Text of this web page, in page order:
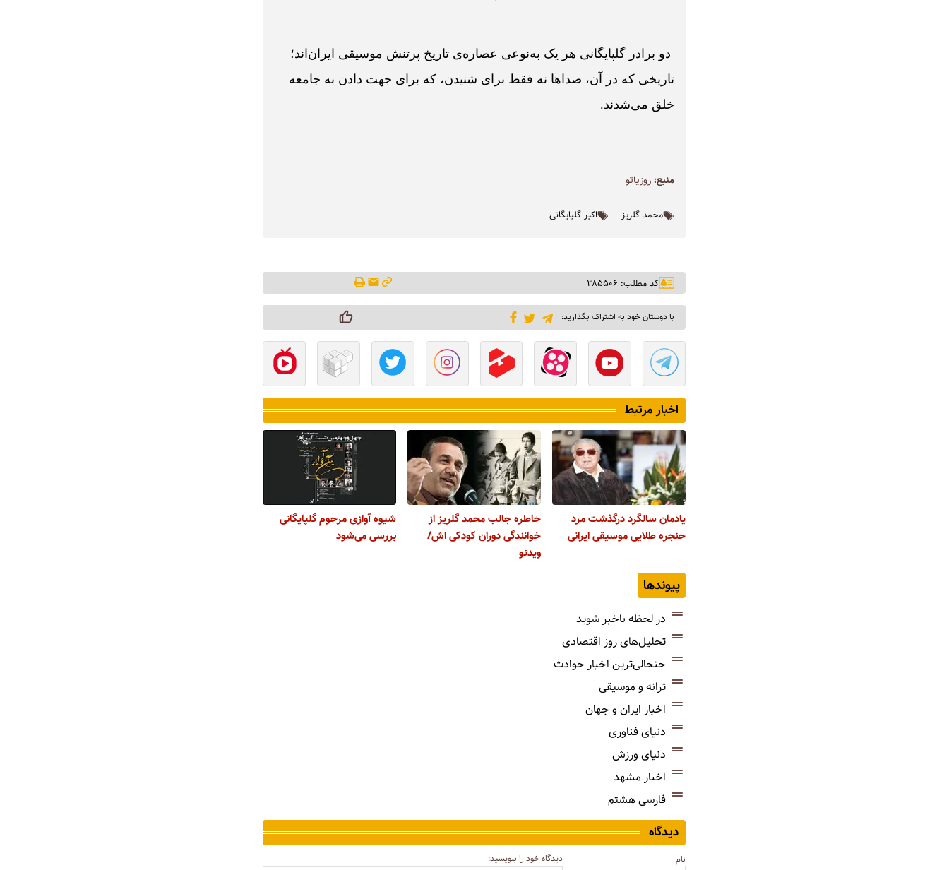
دو برادر گلپایگانی هر یک به‌نوعی عصاره‌ی تاریخ پرتنش موسیقی ایران‌اند؛
تاریخی که در آن، صداها نه فقط برای شنیدن، که برای جهت دادن به جامعه
خلق می‌شدند.
منبع:روزیاتو
محمد گلریز اکبر گلپایگانی
کد مطلب: ۳۸۵۵۰۶
با دوستان خود به اشتراک بگذارید:
اخبار مرتبط
یادمان سالگرد درگذشت مرد
حنجره طلایی موسیقی ایرانی
خاطره جالب محمد گلریز از
خوانندگی دوران کودکی اش/
ویدئو
شیوه آوازی مرحوم گلپایگانی
بررسی می‌شود
پیوندها
در لحظه باخبر شوید
تحلیل‌های روز اقتصادی
جنجالی‌ترین اخبار حوادث
ترانه و موسیقی
اخبار ایران و جهان
دنیای فناوری
دنیای ورزش
اخبار مشهد
فارسی هشتم
دیدگاه
نام دیدگاه خود را بنویسید: